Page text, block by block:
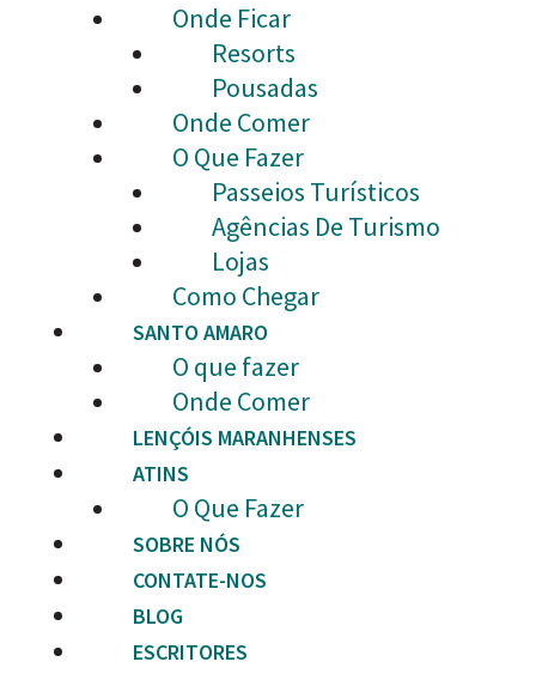
Onde Ficar
Resorts
Pousadas
Onde Comer
O Que Fazer
Passeios Turísticos
Agências De Turismo
Lojas
Como Chegar
SANTO AMARO
O que fazer
Onde Comer
LENÇÓIS MARANHENSES
ATINS
O Que Fazer
SOBRE NÓS
CONTATE-NOS
BLOG
ESCRITORES